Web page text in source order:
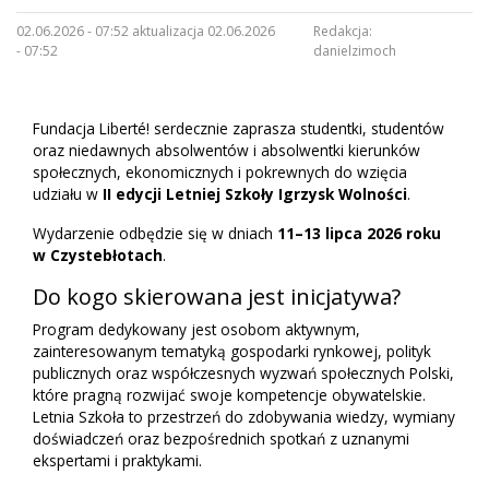
02.06.2026 - 07:52 aktualizacja 02.06.2026
- 07:52
Redakcja:
danielzimoch
Fundacja Liberté! serdecznie zaprasza studentki, studentów
oraz niedawnych absolwentów i absolwentki kierunków
społecznych, ekonomicznych i pokrewnych do wzięcia
udziału w II edycji Letniej Szkoły Igrzysk Wolności.
Wydarzenie odbędzie się w dniach 11–13 lipca 2026 roku
w Czystebłotach.
Do kogo skierowana jest inicjatywa?
Program dedykowany jest osobom aktywnym,
zainteresowanym tematyką gospodarki rynkowej, polityk
publicznych oraz współczesnych wyzwań społecznych Polski,
które pragną rozwijać swoje kompetencje obywatelskie.
Letnia Szkoła to przestrzeń do zdobywania wiedzy, wymiany
doświadczeń oraz bezpośrednich spotkań z uznanymi
ekspertami i praktykami.